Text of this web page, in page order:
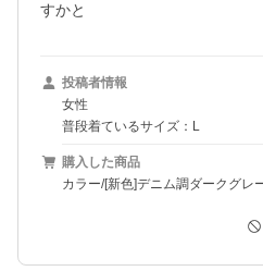
すかと
投稿者情報
女性
普段着ているサイズ：L
購入した商品
カラー/[新色]デニム調ダークグレ